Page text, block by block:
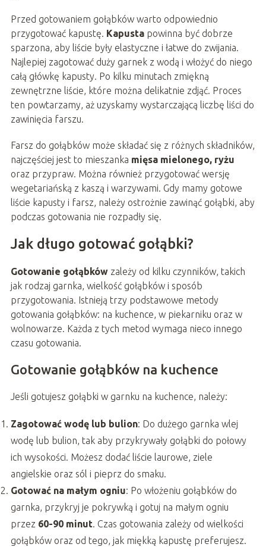
Przed gotowaniem gołąbków warto odpowiednio
przygotować kapustę. Kapustapowinna być dobrze
sparzona, aby liście były elastyczne i łatwe do zwijania.
Najlepiej zagotować duży garnek z wodą i włożyć do niego
całą główkę kapusty. Po kilku minutach zmiękną
zewnętrzne liście, które można delikatnie zdjąć. Proces
ten powtarzamy, aż uzyskamy wystarczającą liczbę liści do
zawinięcia farszu.
Farsz do gołąbków może składać się z różnych składników,
najczęściej jest to mieszanka mięsa mielonego, ryżu
oraz przypraw. Można również przygotować wersję
wegetariańską z kaszą i warzywami. Gdy mamy gotowe
liście kapusty i farsz, należy ostrożnie zawinąć gołąbki, aby
podczas gotowania nie rozpadły się.
Jak długo gotować gołąbki?
Gotowanie gołąbkówzależy od kilku czynników, takich
jak rodzaj garnka, wielkość gołąbków i sposób
przygotowania. Istnieją trzy podstawowe metody
gotowania gołąbków: na kuchence, w piekarniku oraz w
wolnowarze. Każda z tych metod wymaga nieco innego
czasu gotowania.
Gotowanie gołąbków na kuchence
Jeśli gotujesz gołąbki w garnku na kuchence, należy:
Zagotować wodę lub bulion: Do dużego garnka wlej
wodę lub bulion, tak aby przykrywały gołąbki do połowy
ich wysokości. Możesz dodać liście laurowe, ziele
angielskie oraz sól i pieprz do smaku.
Gotować na małym ogniu: Po włożeniu gołąbków do
garnka, przykryj je pokrywką i gotuj na małym ogniu
przez 60-90 minut. Czas gotowania zależy od wielkości
gołąbków oraz od tego, jak miękką kapustę preferujesz.